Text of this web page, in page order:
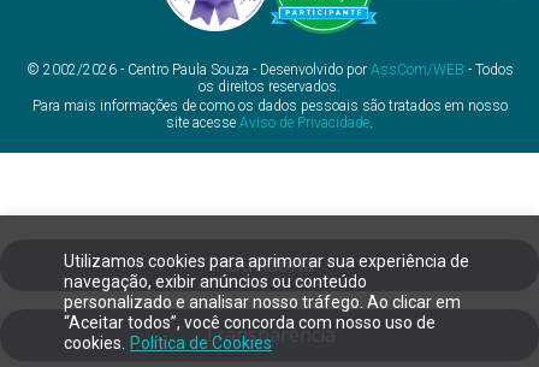
Utilizamos cookies para aprimorar sua experiência de
navegação, exibir anúncios ou conteúdo
personalizado e analisar nosso tráfego. Ao clicar em
“Aceitar todos”, você concorda com nosso uso de
cookies.
Política de Cookies
© 2002/2026 - Centro Paula Souza - Desenvolvido por AssCom/WEB - Todos
os direitos reservados.
Para mais informações de como os dados pessoais são tratados em nosso
site acesse Aviso de Privacidade.
Ouvidoria
Transparência